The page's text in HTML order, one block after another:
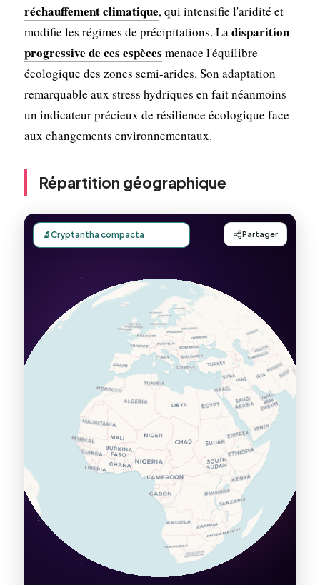
réchauffement climatique, qui intensifie l'aridité et
modifie les régimes de précipitations. Ladisparition
progressive de ces espèces menace l'équilibre
écologique des zones semi-arides. Son adaptation
remarquable aux stress hydriques en fait néanmoins
un indicateur précieux de résilience écologique face
aux changements environnementaux.
Répartition géographique